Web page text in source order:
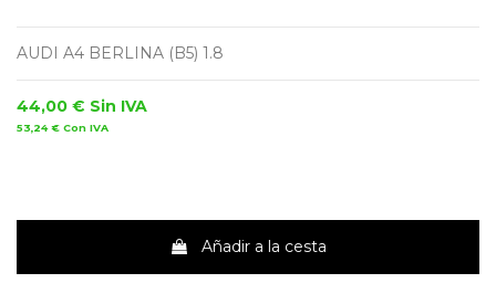
AUDI A4 BERLINA (B5) 1.8
44,00 € Sin IVA
53,24 € Con IVA
Añadir a la cesta